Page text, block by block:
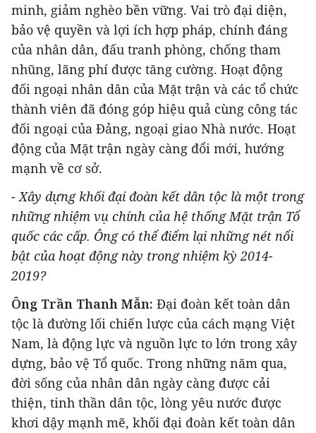
minh, giảm nghèo bền vững. Vai trò đại diện,
bảo vệ quyền và lợi ích hợp pháp, chính đáng
của nhân dân, đấu tranh phòng, chống tham
nhũng, lãng phí được tăng cường. Hoạt động
đối ngoại nhân dân của Mặt trận và các tổ chức
thành viên đã đóng góp hiệu quả cùng công tác
đối ngoại của Đảng, ngoại giao Nhà nước. Hoạt
động của Mặt trận ngày càng đổi mới, hướng
mạnh về cơ sở.
- Xây dựng khối đại đoàn kết dân tộc là một trong
những nhiệm vụ chính của hệ thống Mặt trận Tổ
quốc các cấp. Ông có thể điểm lại những nét nổi
bật của hoạt động này trong nhiệm kỳ 2014-
2019?
Ông Trần Thanh Mẫn: Đại đoàn kết toàn dân
tộc là đường lối chiến lược của cách mạng Việt
Nam, là động lực và nguồn lực to lớn trong xây
dựng, bảo vệ Tổ quốc. Trong những năm qua,
đời sống của nhân dân ngày càng được cải
thiện, tinh thần dân tộc, lòng yêu nước được
khơi dậy mạnh mẽ, khối đại đoàn kết toàn dân